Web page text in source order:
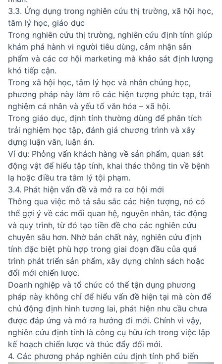
3.3. Ứng dụng trong nghiên cứu thị trường, xã hội học,
tâm lý học, giáo dục
Trong nghiên cứu thị trường, nghiên cứu định tính giúp
khám phá hành vi người tiêu dùng, cảm nhận sản
phẩm và các cơ hội marketing mà khảo sát định lượng
khó tiếp cận.
Trong xã hội học, tâm lý học và nhân chủng học,
phương pháp này làm rõ các hiện tượng phức tạp, trải
nghiệm cá nhân và yếu tố văn hóa – xã hội.
Trong giáo dục, định tính thường dùng để phân tích
trải nghiệm học tập, đánh giá chương trình và xây
dựng luận văn, luận án.
Ví dụ: Phỏng vấn khách hàng về sản phẩm, quan sát
động vật để hiểu tập tính, khai thác thông tin về bệnh
lạ hoặc điều tra tâm lý tội phạm.
3.4. Phát hiện vấn đề và mở ra cơ hội mới
Thông qua việc mô tả sâu sắc các hiện tượng, nó có
thể gợi ý về các mối quan hệ, nguyên nhân, tác động
và quy trình, từ đó tạo tiền đề cho các nghiên cứu
chuyên sâu hơn. Nhờ bản chất này, nghiên cứu định
tính đặc biệt phù hợp trong giai đoạn đầu của quá
trình phát triển sản phẩm, xây dựng chính sách hoặc
đổi mới chiến lược.
Doanh nghiệp và tổ chức có thể tận dụng phương
pháp này không chỉ để hiểu vấn đề hiện tại mà còn để
chủ động định hình tương lai, phát hiện nhu cầu chưa
được đáp ứng và mở ra hướng đi mới. Chính vì vậy,
nghiên cứu định tính là công cụ hữu ích trong việc lập
kế hoạch chiến lược và thúc đẩy đổi mới.
4. Các phương pháp nghiên cứu định tính phổ biến